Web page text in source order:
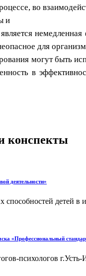
во
и
для
могут быть
в
конспекты
деятельности»
детей в
«Профессиональный
психологов